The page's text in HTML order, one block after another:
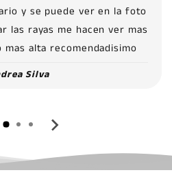
y se puede ver en la foto
las rayas me hacen ver mas
mas alta recomendadisimo
Silva